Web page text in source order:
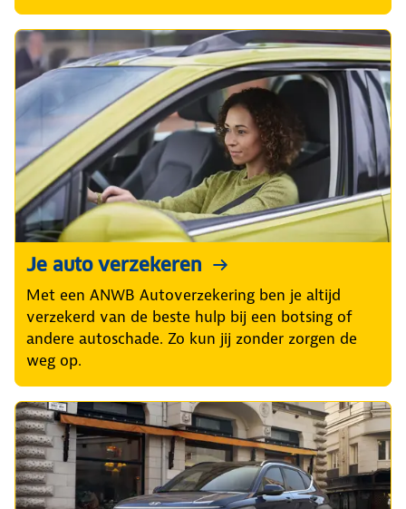
Je auto verzekeren
Met een ANWB Autoverzekering ben je altijd
verzekerd van de beste hulp bij een botsing of
andere autoschade. Zo kun jij zonder zorgen de
weg op.